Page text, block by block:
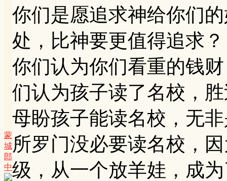
蒙
城
郎
中
你们是愿追求神给你们
处，比神要更值得追求？
你们认为你们看重的钱
们认为孩子读了名校，
母盼孩子能读名校，无
所罗门没必要读名校，
级，从一个放羊娃，成